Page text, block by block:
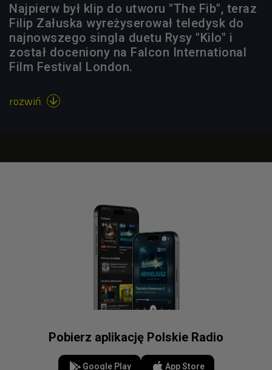
Najpierw był klip do utworu "The Fib", teraz
Filip Załuska wyreżyserował teledysk do
najnowszego singla duetu Rysy "Kilo" i
został doceniony na Falcon International
Film Festival London.
rozwiń 
Pobierz aplikację Polskie Radio
Google Play App Store